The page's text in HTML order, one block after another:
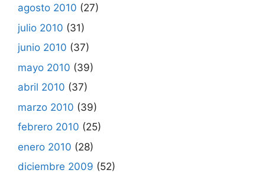
agosto 2010 (27)
julio 2010 (31)
junio 2010 (37)
mayo 2010 (39)
abril 2010 (37)
marzo 2010 (39)
febrero 2010 (25)
enero 2010 (28)
diciembre 2009 (52)